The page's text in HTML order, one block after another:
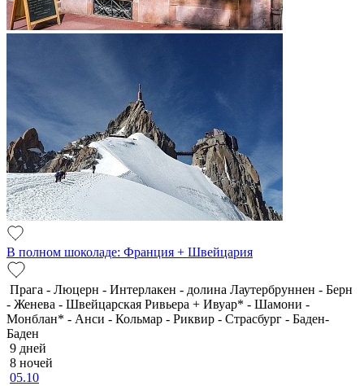
В полном шоколаде: Франция + Швейцария
Прага - Люцерн - Интерлакен - долина Лаутербруннен - Берн
- Женева - Швейцарская Ривьера + Ивуар* - Шамони -
Монблан* - Анси - Кольмар - Риквир - Страсбург - Баден-
Баден
9 дней
8 ночей
05.10